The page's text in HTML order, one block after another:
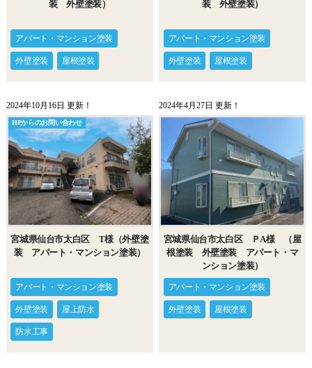
装 外壁塗装）
アパート・マンション塗装
外壁塗装 屋根塗装
装 外壁塗装）
アパート・マンション塗装
外壁塗装 屋根塗装
2024年10月16日 更新！
HPからのお問い合わせ
宮城県仙台市太白区 T様（外壁塗
装 アパート・マンション塗装）
アパート・マンション塗装
外壁塗装 屋上防水
防水工事
2024年4月27日 更新！
宮城県仙台市太白区 ＰA様 （屋
根塗装 外壁塗装 アパート・マ
ンション塗装）
アパート・マンション塗装
外壁塗装 屋根塗装